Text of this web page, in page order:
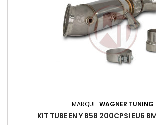
MARQUE: WAGNER TUNING
KIT TUBE EN Y B58 200CPSI EU6